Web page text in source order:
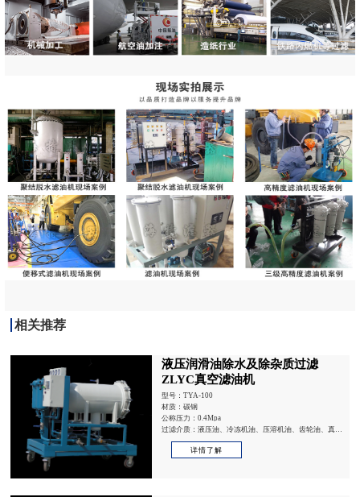
相关推荐
液压润滑油除水及除杂质过滤
ZLYC真空滤油机
型号：TYA-100
材质：碳钢
公称压力：0.4Mpa
过滤介质：液压油、冷冻机油、压溶机油、齿轮油、真空
详情了解